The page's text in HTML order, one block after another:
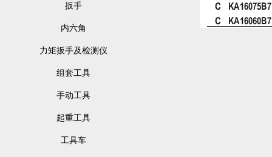
扳手
内六角
力矩扳手及检测仪
组套工具
手动工具
起重工具
工具车